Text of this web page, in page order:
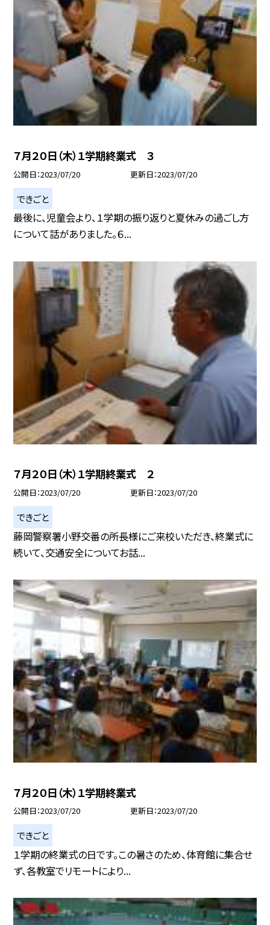
７月２０日（木）１学期終業式 ３
公開日 2023/07/20 更新日 2023/07/20
できごと
最後に、児童会より、１学期の振り返りと夏休みの過ごし方
について話がありました。６...
７月２０日（木）１学期終業式 ２
公開日 2023/07/20 更新日 2023/07/20
できごと
藤岡警察署小野交番の所長様にご来校いただき、終業式に
続いて、交通安全についてお話...
７月２０日（木）１学期終業式
公開日 2023/07/20 更新日 2023/07/20
できごと
１学期の終業式の日です。この暑さのため、体育館に集合せ
ず、各教室でリモートにより...